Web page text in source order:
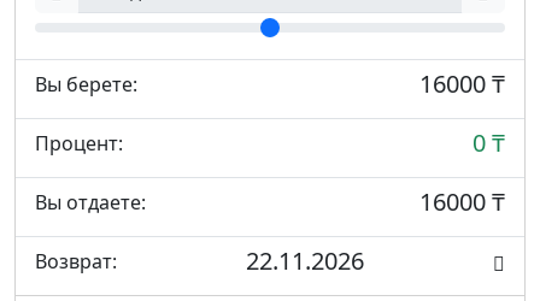
Вы берете: 16000 ₸
Процент: 0 ₸
Вы отдаете: 16000 ₸
Возврат: 22.11.2026